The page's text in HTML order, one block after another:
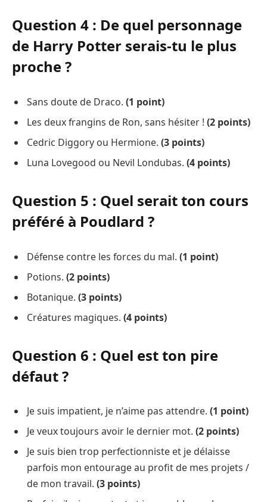
Question 4 : De quel personnage
de Harry Potter serais-tu le plus
proche ?
Sans doute de Draco. (1 point)
Les deux frangins de Ron, sans hésiter ! (2 points)
Cedric Diggory ou Hermione. (3 points)
Luna Lovegood ou Nevil Londubas. (4 points)
Question 5 : Quel serait ton cours
préféré à Poudlard ?
Défense contre les forces du mal. (1 point)
Potions. (2 points)
Botanique. (3 points)
Créatures magiques. (4 points)
Question 6 : Quel est ton pire
défaut ?
Je suis impatient, je n’aime pas attendre. (1 point)
Je veux toujours avoir le dernier mot. (2 points)
Je suis bien trop perfectionniste et je délaisse
parfois mon entourage au profit de mes projets /
de mon travail. (3 points)